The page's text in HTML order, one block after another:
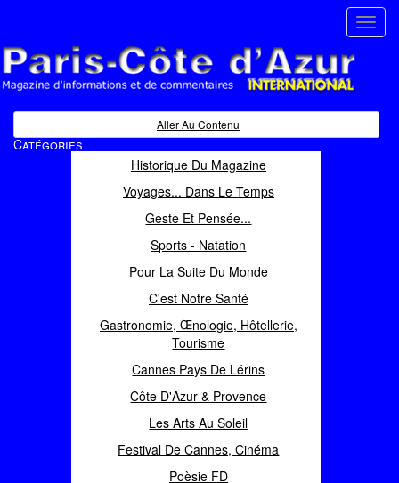
Magazine d'informations et de commentaires
Aller Au Contenu
Catégories
Historique Du Magazine
Voyages... Dans Le Temps
Geste Et Pensée...
Sports - Natation
Pour La Suite Du Monde
C'est Notre Santé
Gastronomie, Œnologie, Hôtellerie,
Tourisme
Cannes Pays De Lérins
Côte D'Azur & Provence
Les Arts Au Soleil
Festival De Cannes, Cinéma
Poèsie FD